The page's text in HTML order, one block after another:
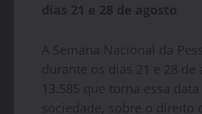
dias 21 e 28 de agosto
A Semana Nacional da
durante os dias 21 e 28 de
13.585 que torna essa
sociedade, sobre o direito